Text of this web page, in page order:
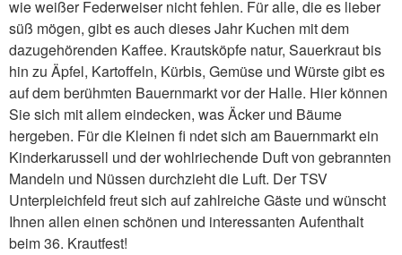
wie weißer Federweiser nicht fehlen. Für alle, die es lieber
süß mögen, gibt es auch dieses Jahr Kuchen mit dem
dazugehörenden Kaffee. Krautsköpfe natur, Sauerkraut bis
hin zu Äpfel, Kartoffeln, Kürbis, Gemüse und Würste gibt es
auf dem berühmten Bauernmarkt vor der Halle. Hier können
Sie sich mit allem eindecken, was Äcker und Bäume
hergeben. Für die Kleinen fi ndet sich am Bauernmarkt ein
Kinderkarussell und der wohlriechende Duft von gebrannten
Mandeln und Nüssen durchzieht die Luft. Der TSV
Unterpleichfeld freut sich auf zahlreiche Gäste und wünscht
Ihnen allen einen schönen und interessanten Aufenthalt
beim 36. Krautfest!